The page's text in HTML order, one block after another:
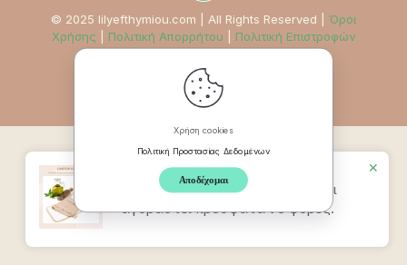
© 2025 lilyefthymiou.com | All Rights Reserved | Όροι
Χρήσης
Πολιτική Απορρήτου Πολιτική Επιστροφών
Χρήση cookies
Πολιτική Προστασίας Δεδομένων
Αποδέχομαι
ΠροϊονΖώνη Καστορέλαιου
έχει
αγοραστεί πρόσφατα t 5 φορές.
✕